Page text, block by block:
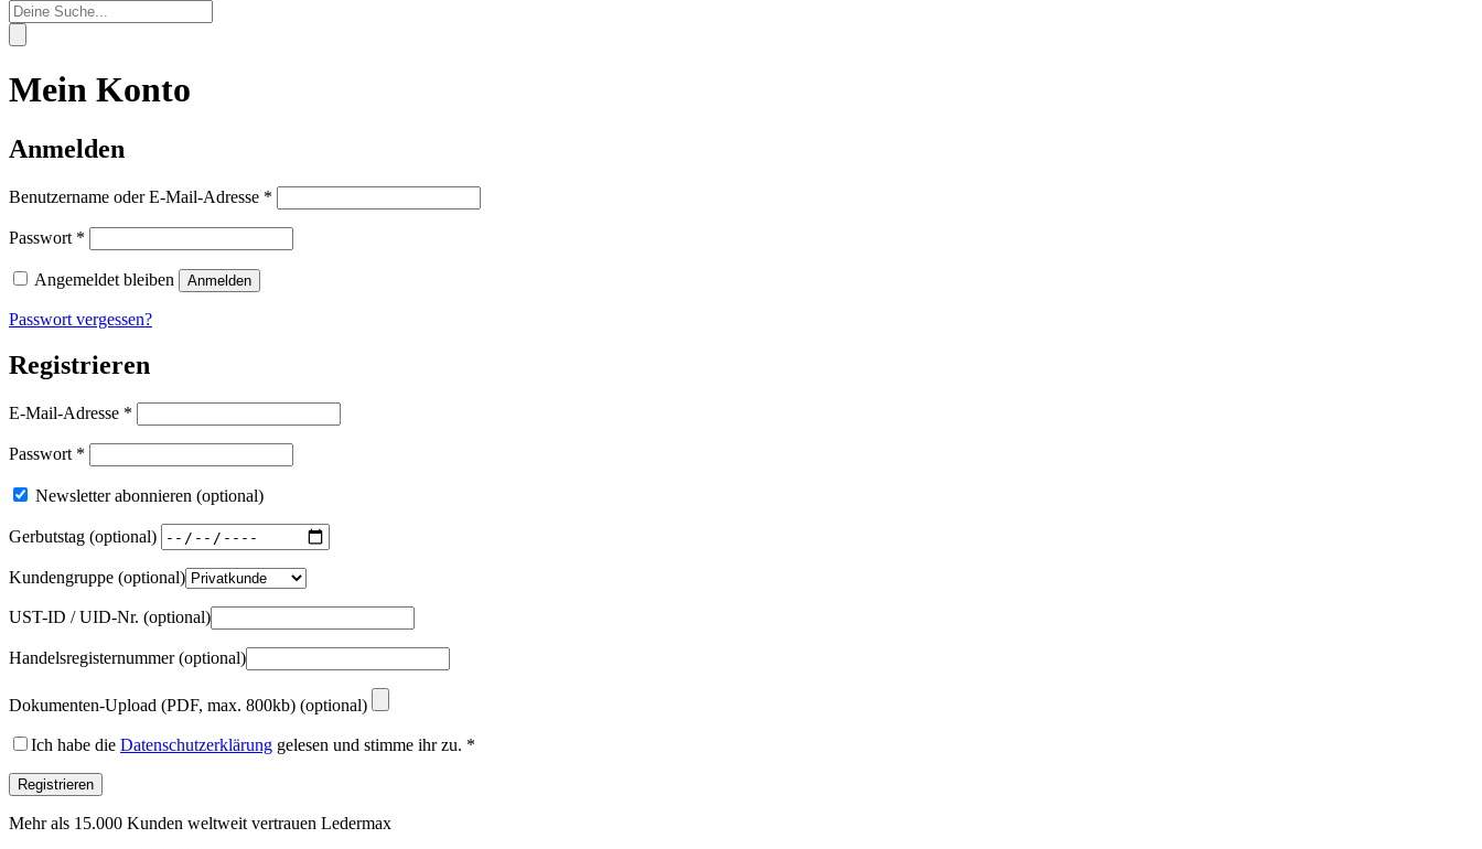
Products
search
Mein Konto
Anmelden
Benutzername oder E-Mail-Adresse *
Passwort *
Angemeldet bleiben Anmelden
Passwort vergessen?
Registrieren
E-Mail-Adresse *
Passwort *
Newsletter abonnieren (optional)
Gerbutstag (optional)
Kundengruppe (optional)
UST-ID / UID-Nr. (optional)
Handelsregisternummer(optional)
Dokumenten-Upload (PDF, max. 800kb) (optional)
Ich habe die Datenschutzerklärung gelesen und stimme ihr zu. *
Registrieren
Mehr als 15.000 Kunden weltweit vertrauen Ledermax